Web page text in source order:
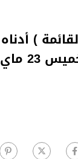
) أدناه
أنهم ملزمون بإتمام ملفاتهم و إحضار الوثائق الناقص في ملفاتهم قبل الخميس 23 ماي